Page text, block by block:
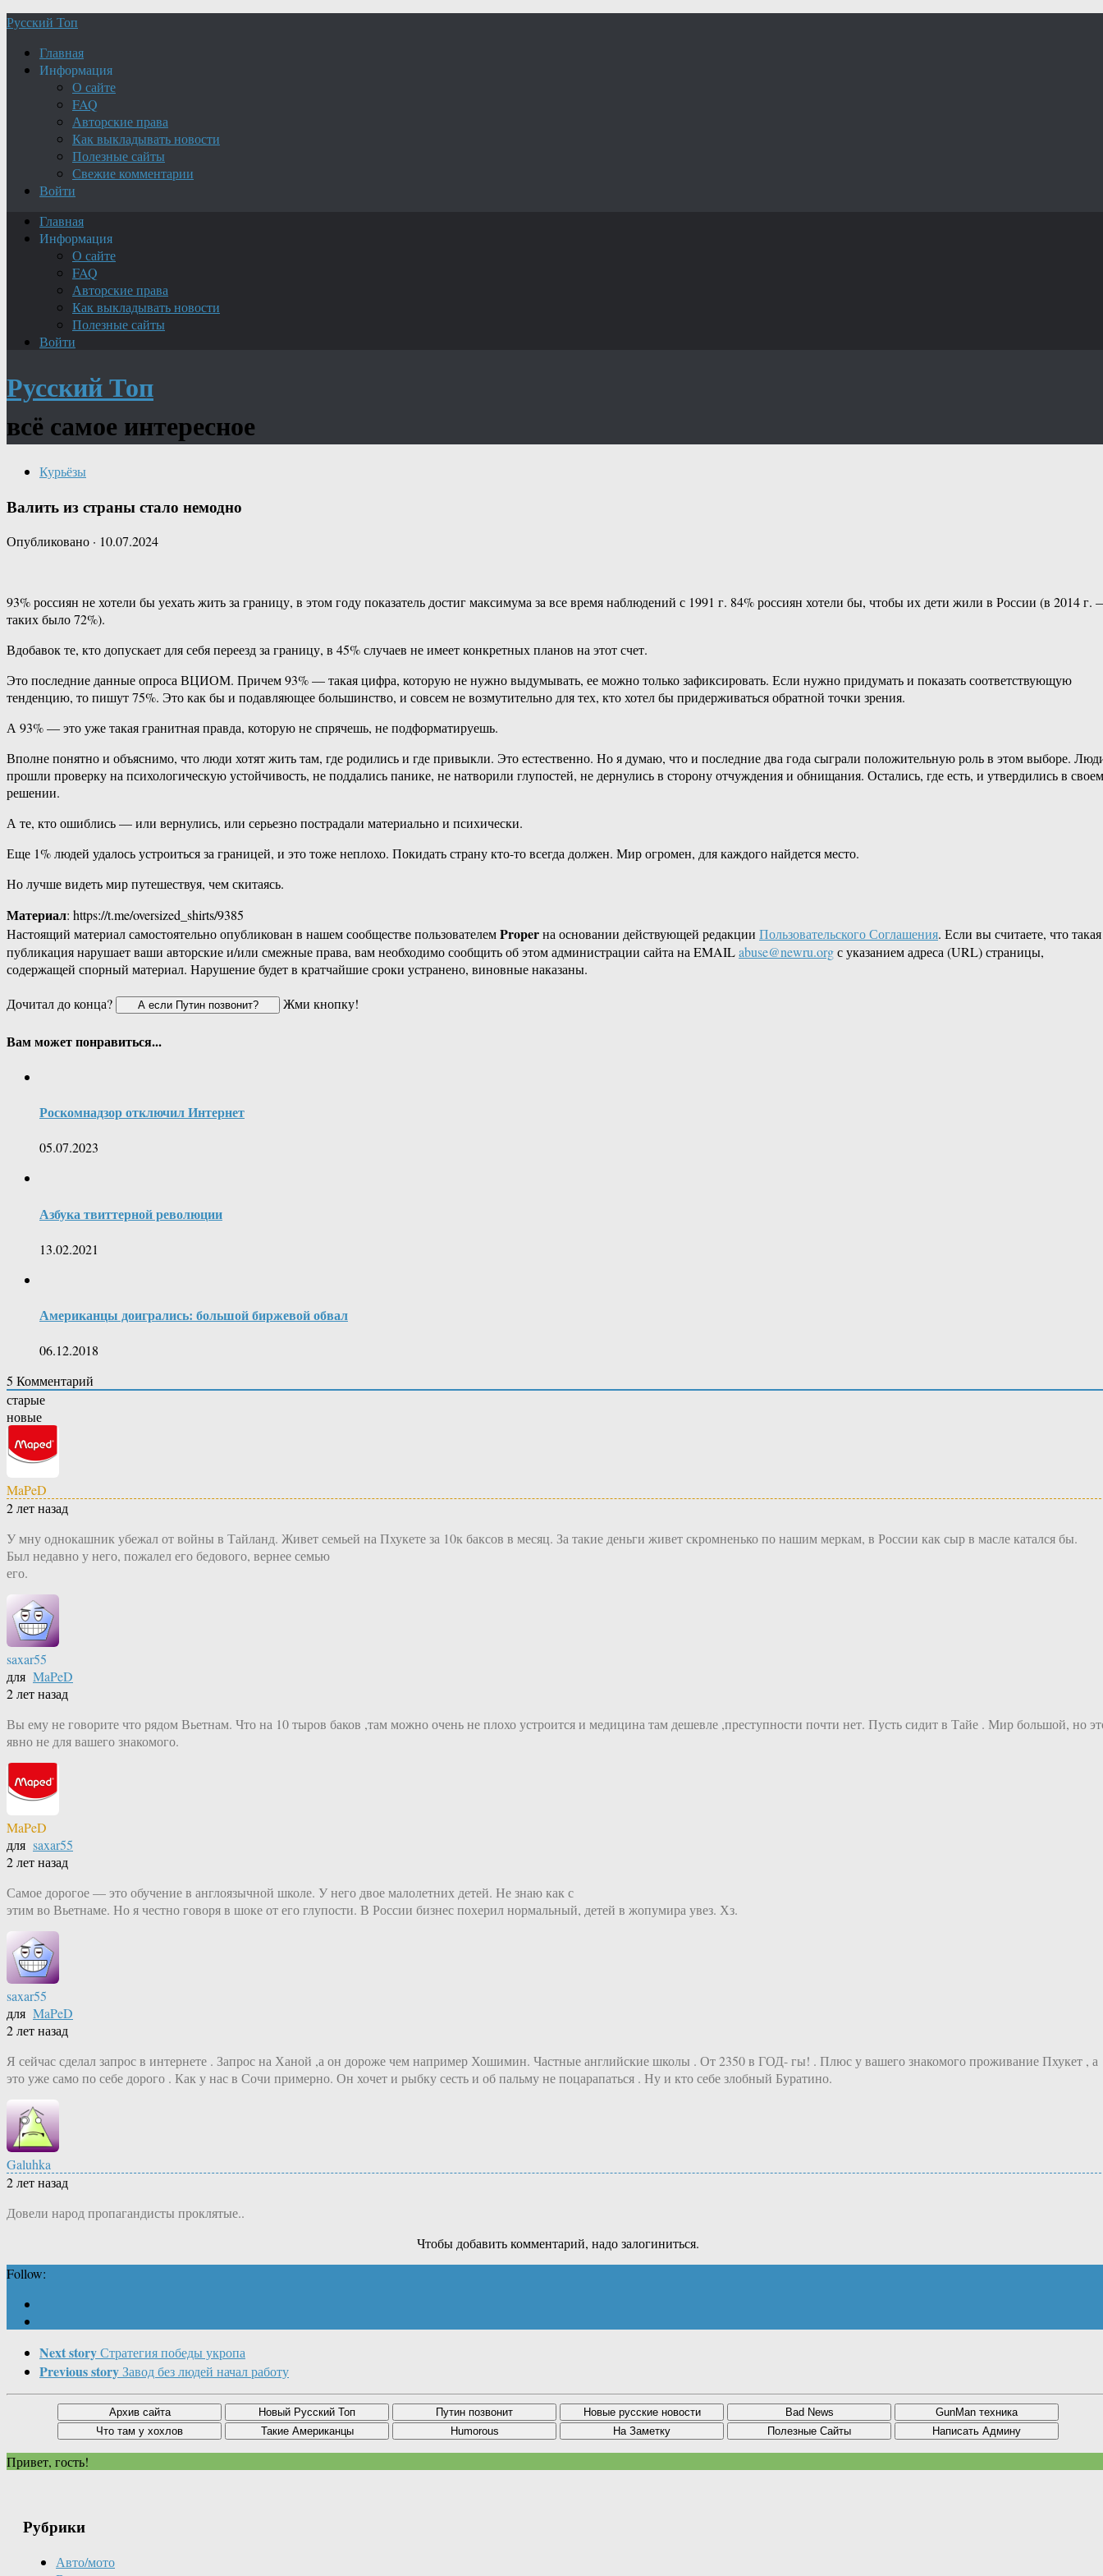
Русский Топ
Главная
Информация
О сайте
FAQ
Авторские права
Как выкладывать новости
Полезные сайты
Свежие комментарии
Войти
Главная
Информация
О сайте
FAQ
Авторские права
Как выкладывать новости
Полезные сайты
Войти
Русский Топ
всё самое интересное
Курьёзы
Валить из страны стало немодно
Опубликовано · 10.07.2024
93% россиян не хотели бы уехать жить за границу, в этом году показатель достиг максимума за все время наблюдений с 1991 г. 84% россиян хотели бы, чтобы их дети жили в России (в 2014 г.
таких было 72%).
Вдобавок те, кто допускает для себя переезд за границу, в 45% случаев не имеет конкретных планов на этот счет.
Это последние данные опроса ВЦИОМ. Причем 93% — такая цифра, которую не нужно выдумывать, ее можно только зафиксировать. Если нужно придумать и показать соответствующую
тенденцию, то пишут 75%. Это как бы и подавляющее большинство, и совсем не возмутительно для тех, кто хотел бы придерживаться обратной точки зрения.
А 93% — это уже такая гранитная правда, которую не спрячешь, не подформатируешь.
Вполне понятно и объяснимо, что люди хотят жить там, где родились и где привыкли. Это естественно. Но я думаю, что и последние два года сыграли положительную роль в этом выборе.
прошли проверку на психологическую устойчивость, не поддались панике, не натворили глупостей, не дернулись в сторону отчуждения и обнищания. Остались, где есть, и утвердились в своем
решении.
А те, кто ошиблись — или вернулись, или серьезно пострадали материально и психически.
Еще 1% людей удалось устроиться за границей, и это тоже неплохо. Покидать страну кто-то всегда должен. Мир огромен, для каждого найдется место.
Но лучше видеть мир путешествуя, чем скитаясь.
Материал: https://t.me/oversized_shirts/9385
Настоящий материал самостоятельно опубликован в нашем сообществе пользователемProperна основании действующей редакции Пользовательского Соглашения. Если вы считаете, что такая
публикация нарушает ваши авторские и/или смежные права, вам необходимо сообщить об этом администрации сайта на EMAILabuse@newru.orgс указанием адреса (URL) страницы,
содержащей спорный материал. Нарушение будет в кратчайшие сроки устранено, виновные наказаны.
Дочитал до конца?
Жми кнопку!
Вам может понравиться...
Роскомнадзор отключил Интернет
05.07.2023
Азбука твиттерной революции
13.02.2021
Американцы доигрались: большой биржевой обвал
06.12.2018
5 Комментарий
старые
новые
MaPeD
2 лет назад
У мну однокашник убежал от войны в Тайланд. Живет семьей на Пхукете за 10к баксов в месяц. За такие деньги живет скромненько по нашим меркам, в России как сыр в масле катался бы.
Был недавно у него, пожалел его бедового, вернее семью
его.
saxar55
для MaPeD
2 лет назад
Вы ему не говорите что рядом Вьетнам. Что на 10 тыров баков ,там можно очень не плохо устроится и медицина там дешевле ,преступности почти нет. Пусть сидит в Тайе . Мир большой, но
явно не для вашего знакомого.
MaPeD
для saxar55
2 лет назад
Самое дорогое — это обучение в англоязычной школе. У него двое малолетних детей. Не знаю как с
этим во Вьетнаме. Но я честно говоря в шоке от его глупости. В России бизнес похерил нормальный, детей в жопумира увез. Хз.
saxar55
для MaPeD
2 лет назад
Я сейчас сделал запрос в интернете . Запрос на Ханой ,а он дороже чем например Хошимин. Частные английские школы . От 2350 в ГОД- гы! . Плюс у вашего знакомого проживание Пхукет , а
это уже само по себе дорого . Как у нас в Сочи примерно. Он хочет и рыбку сесть и об пальму не поцарапаться . Ну и кто себе злобный Буратино.
Galuhka
2 лет назад
Довели народ пропагандисты проклятые..
Чтобы добавить комментарий, надо залогиниться.
Follow:
Next storyСтратегия победы укропа
Previous storyЗавод без людей начал работу
Привет, гость!
Рубрики
Авто/мото